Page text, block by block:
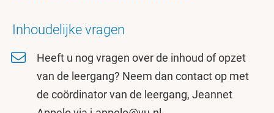
Inhoudelijke vragen
Heeft u nog vragen over de inhoud of opzet
van de leergang? Neem dan contact op met
de coördinator van de leergang, Jeannet